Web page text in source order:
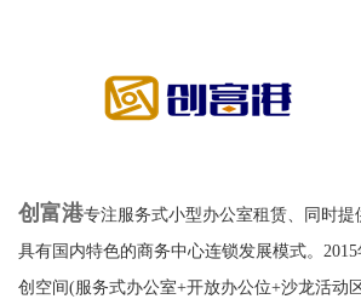
创富港专注服务式小型办公室租赁、同时
具有国内特色的商务中心连锁发展模式。2015
创空间(服务式办公室+开放办公位+沙龙活动区)